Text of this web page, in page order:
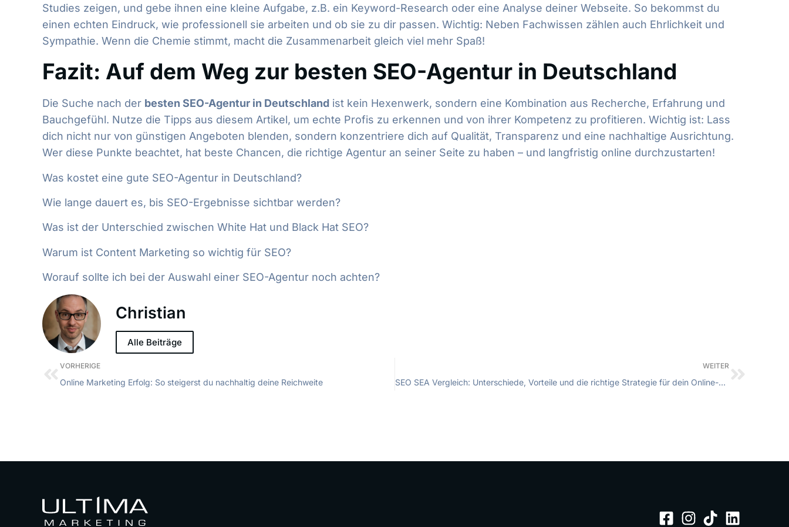
Studies zeigen, und gebe ihnen eine kleine Aufgabe, z.B. ein Keyword-Research oder eine Analyse deiner Webseite. So bekommst du
einen echten Eindruck, wie professionell sie arbeiten und ob sie zu dir passen. Wichtig: Neben Fachwissen zählen auch Ehrlichkeit und
Sympathie. Wenn die Chemie stimmt, macht die Zusammenarbeit gleich viel mehr Spaß!
Fazit: Auf dem Weg zur besten SEO-Agentur in Deutschland
Die Suche nach der besten SEO-Agentur in Deutschland ist kein Hexenwerk, sondern eine Kombination aus Recherche, Erfahrung und
Bauchgefühl. Nutze die Tipps aus diesem Artikel, um echte Profis zu erkennen und von ihrer Kompetenz zu profitieren. Wichtig ist: Lass
dich nicht nur von günstigen Angeboten blenden, sondern konzentriere dich auf Qualität, Transparenz und eine nachhaltige Ausrichtung.
Wer diese Punkte beachtet, hat beste Chancen, die richtige Agentur an seiner Seite zu haben – und langfristig online durchzustarten!
Was kostet eine gute SEO-Agentur in Deutschland?
Wie lange dauert es, bis SEO-Ergebnisse sichtbar werden?
Was ist der Unterschied zwischen White Hat und Black Hat SEO?
Warum ist Content Marketing so wichtig für SEO?
Worauf sollte ich bei der Auswahl einer SEO-Agentur noch achten?
Christian
Alle Beiträge
VORHERIGE
Online Marketing Erfolg: So steigerst du nachhaltig deine Reichweite
WEITER
SEO SEA Vergleich: Unterschiede, Vorteile und die richtige Strategie für dein Online-Marketing